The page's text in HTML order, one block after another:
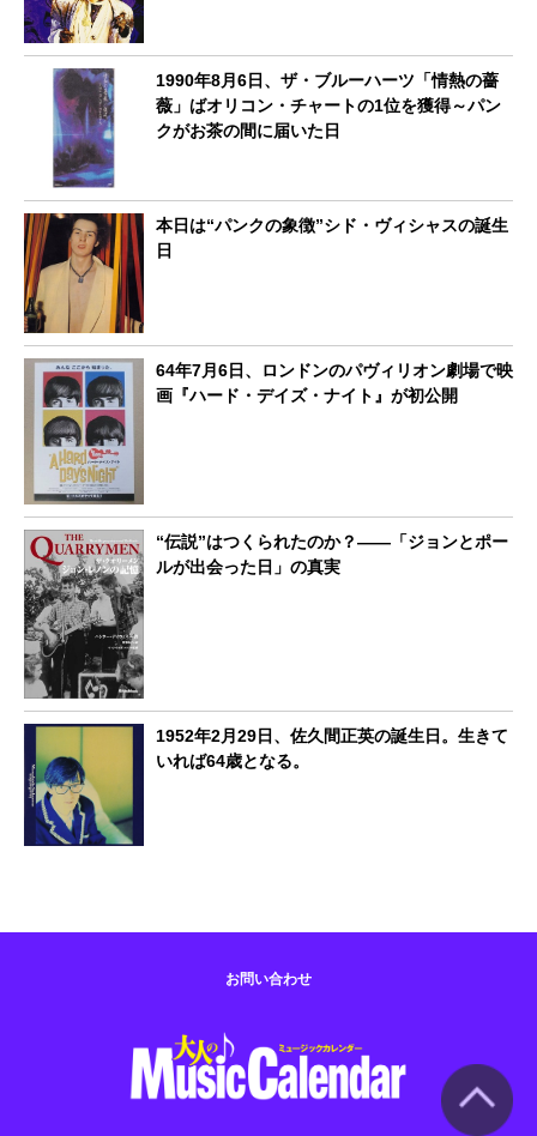
1990年8月6日、ザ・ブルーハーツ「情熱の薔
薇」ばオリコン・チャートの1位を獲得～パン
クがお茶の間に届いた日
本日は“パンクの象徴”シド・ヴィシャスの誕生
日
64年7月6日、ロンドンのパヴィリオン劇場で映
画『ハード・デイズ・ナイト』が初公開
“伝説”はつくられたのか？――「ジョンとポー
ルが出会った日」の真実
1952年2月29日、佐久間正英の誕生日。生きて
いれば64歳となる。
お問い合わせ